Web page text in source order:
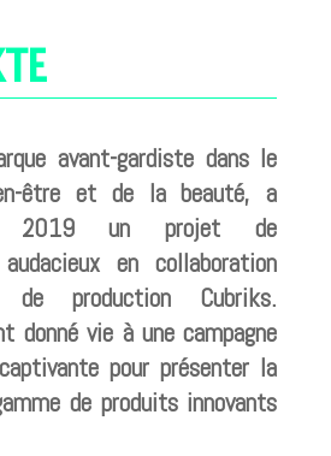
avant-gardiste dans le
être et de la beauté, a
2019 un projet de
en collaboration
de production Cubriks.
donné vie à une campagne
pour présenter la
de produits innovants